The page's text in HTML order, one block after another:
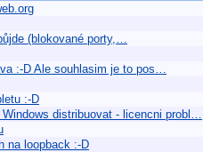
(blokované porty,…
:-D Ale souhlasim je to pos…
:-D
distribuovat - licencni probl…
na loopback :-D